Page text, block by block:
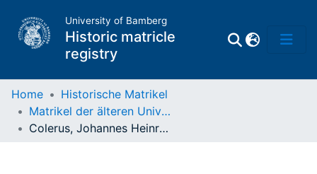
University of Bamberg
Historic matricle
registry
Matrikel
Home
Historische Matrikel
Matrikel der älteren Universität
Colerus, Johannes Heinrich